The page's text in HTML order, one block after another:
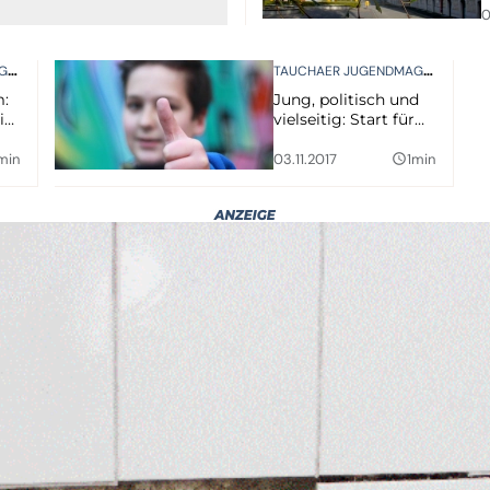
TAUCHAER JUGENDMAGAZIN TAUCHAER JUGENDMAGAZIN
Jung, politisch und
vielseitig: Start für
Jugendmagazin
03.11.2017 query_builder1min